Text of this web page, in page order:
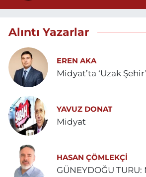
Alıntı Yazarlar
EREN AKA
Midyat’ta ‘Uzak
YAVUZ DONAT
Midyat
HASAN ÇÖMLEKÇİ
GÜNEYDOĞU TURU: